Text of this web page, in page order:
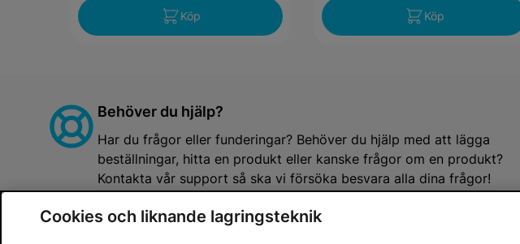
Köp Köp
Behöver du hjälp?
Har du frågor eller funderingar? Behöver du hjälp med att lägga
beställningar, hitta en produkt eller kanske frågor om en produkt?
Kontakta vår support så ska vi försöka besvara alla dina frågor!
Support
Cookies och liknande lagringsteknik